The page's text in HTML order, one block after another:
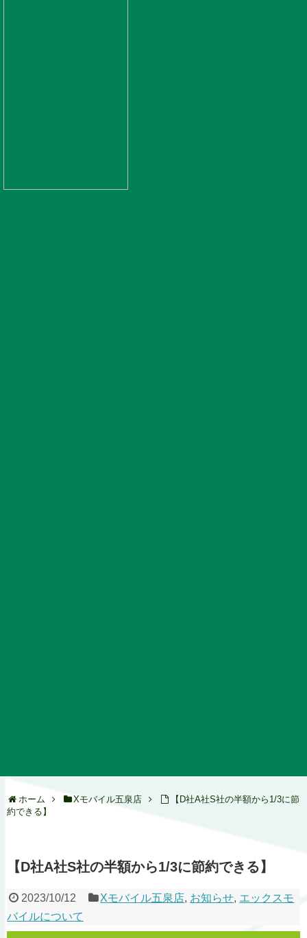
ホーム Xモバイル五泉店
【D社A社S社の半額から1/3に節
約できる】
【D社A社S社の半額から1/3に節約できる】
2023/10/12 Xモバイル五泉店, お知らせ, エックスモ
バイルについて